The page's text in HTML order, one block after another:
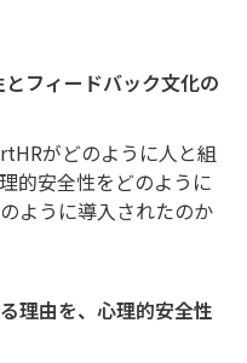
フィードバック文化の
がどのように人と組
的安全性をどのように
ように導入されたのか
理由を、心理的安全性